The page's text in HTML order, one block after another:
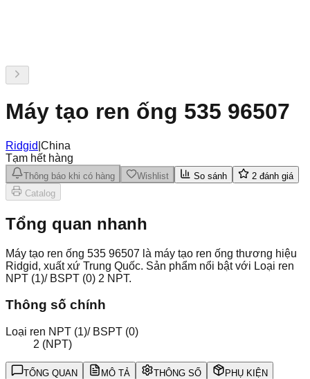
Máy tạo ren ống 535 96507
Ridgid China
Tạm hết hàng
Thông báo khi có hàng Wishlist So sánh 2 đánh giá
Catalog
Tổng quan nhanh
Máy tạo ren ống 535 96507 là máy tạo ren ống thương hiệu
Ridgid, xuất xứ Trung Quốc. Sản phẩm nổi bật với Loại ren
NPT (1)/ BSPT (0) 2 NPT.
Thông số chính
Loại ren NPT (1)/ BSPT (0)
2 (NPT)
TỔNG QUAN MÔ TẢ THÔNG SỐ
PHỤ KIỆN